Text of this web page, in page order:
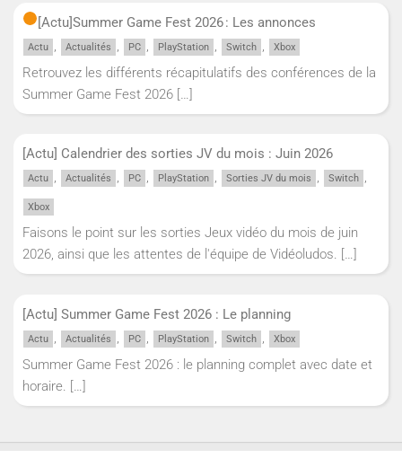
[Actu]Summer Game Fest 2026 : Les annonces
Actu , Actualités , PC , PlayStation , Switch , Xbox
Retrouvez les différents récapitulatifs des conférences de la
Summer Game Fest 2026 […]
[Actu] Calendrier des sorties JV du mois : Juin 2026
Actu , Actualités , PC , PlayStation , Sorties JV du mois , Switch ,
Xbox
Faisons le point sur les sorties Jeux vidéo du mois de juin
2026, ainsi que les attentes de l'équipe de Vidéoludos. […]
[Actu] Summer Game Fest 2026 : Le planning
Actu , Actualités , PC , PlayStation , Switch , Xbox
Summer Game Fest 2026 : le planning complet avec date et
horaire. […]